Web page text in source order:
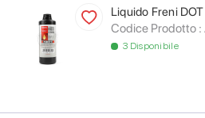
Liquido Freni
Codice Prodotto :
3 Disponibile